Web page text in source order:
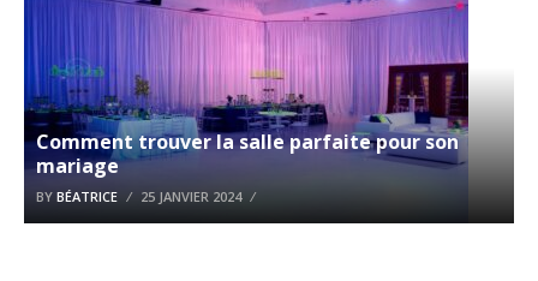
Comment trouver la salle parfaite pour son
mariage
BY BÉATRICE 25 JANVIER 2024